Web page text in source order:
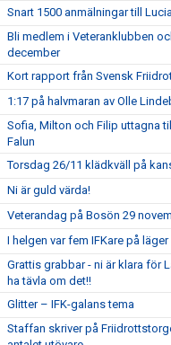
Snart 1500 anmälningar till
Bli medlem i Veteranklubben
december
Kort rapport från Svensk
1:17 på halvmaran av Olle
Sofia, Milton och Filip uttagna
Falun
Torsdag 26/11 klädkväll på
Ni är guld värda!
Veterandag på Bosön 29
I helgen var fem IFKare på
Grattis grabbar - ni är klara för
ha tävla om det!!
Glitter – IFK-galans tema
Staffan skriver på